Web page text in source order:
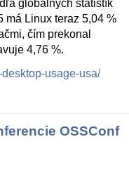
globálnych štatistík
má Linux teraz 5,04 %
čím prekonal
4,76 %.
usage-usa/
OSSConf